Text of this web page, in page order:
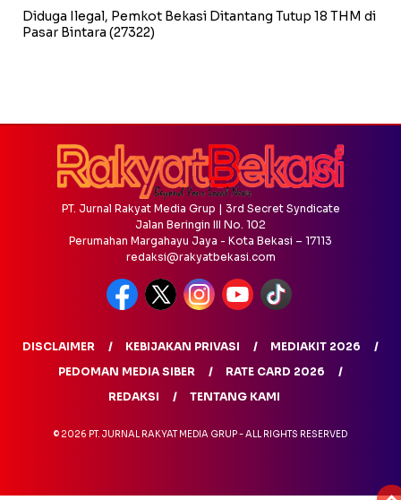
Diduga Ilegal, Pemkot Bekasi Ditantang Tutup 18 THM di
Pasar Bintara (27322)
PT. Jurnal Rakyat Media Grup | 3rd Secret Syndicate
Jalan Beringin III No. 102
Perumahan Margahayu Jaya - Kota Bekasi – 17113
redaksi@rakyatbekasi.com
DISCLAIMER KEBIJAKAN PRIVASI
MEDIAKIT 2026
PEDOMAN MEDIA SIBER
RATE CARD 2026
REDAKSI
TENTANG KAMI
© 2026 PT. JURNAL RAKYAT MEDIA GRUP - ALL RIGHTS RESERVED